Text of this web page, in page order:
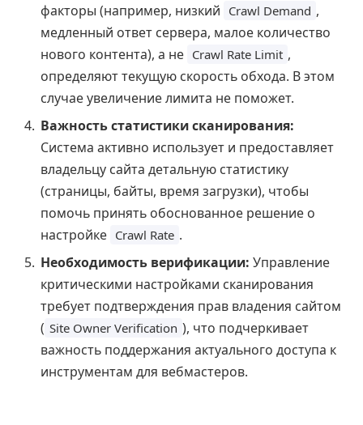
факторы (например, низкий Crawl Demand ,
медленный ответ сервера, малое количество
нового контента), а не Crawl Rate Limit ,
определяют текущую скорость обхода. В этом
случае увеличение лимита не поможет.
Важность статистики сканирования:
Система активно использует и предоставляет
владельцу сайта детальную статистику
(страницы, байты, время загрузки), чтобы
помочь принять обоснованное решение о
настройке Crawl Rate .
Необходимость верификации: Управление
критическими настройками сканирования
требует подтверждения прав владения сайтом
( Site Owner Verification ), что подчеркивает
важность поддержания актуального доступа к
инструментам для вебмастеров.